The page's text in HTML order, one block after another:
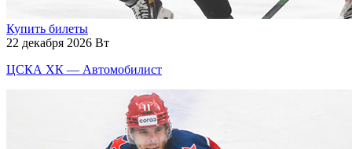
Купить билеты
22 декабря 2026 Вт
ЦСКА ХК — Автомобилист